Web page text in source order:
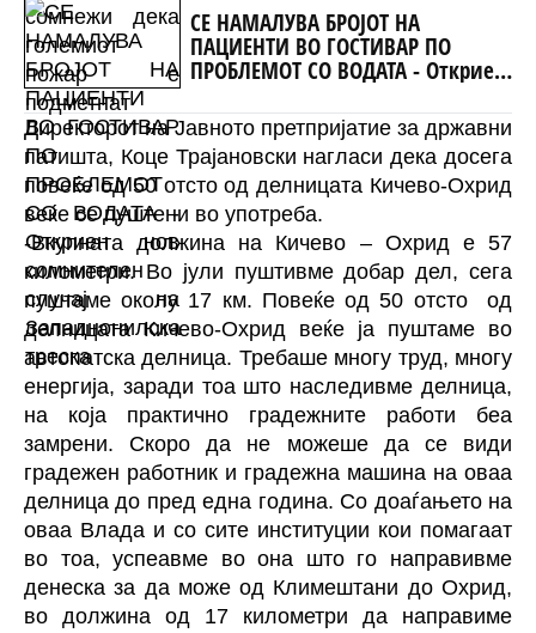
СЕ НАМАЛУВА БРОЈОТ НА
ПАЦИЕНТИ ВО ГОСТИВАР ПО
ПРОБЛЕМОТ СО ВОДАТА - Откриен
Западнонилска треска
Директорот на Јавното претпријатие за државни
патишта, Коце Трајановски нагласи дека досега
повеќе од 50 отсто од делницата Кичево-Охрид
веќе се пуштени во употреба.
-Вкупната должина на Кичево – Охрид е 57
километри. Во јули пуштивме добар дел, сега
пуштаме околу 17 км. Повеќе од 50 отсто од
делницата Кичево-Охрид веќе ја пуштаме во
автопатска делница. Требаше многу труд, многу
енергија, заради тоа што наследивме делница,
на која практично градежните работи беа
замрени. Скоро да не можеше да се види
градежен работник и градежна машина на оваа
делница до пред една година. Со доаѓањето на
оваа Влада и со сите институции кои помагаат
во тоа, успеавме во она што го направивме
денеска за да може од Климештани до Охрид,
во должина од 17 километри да направиме